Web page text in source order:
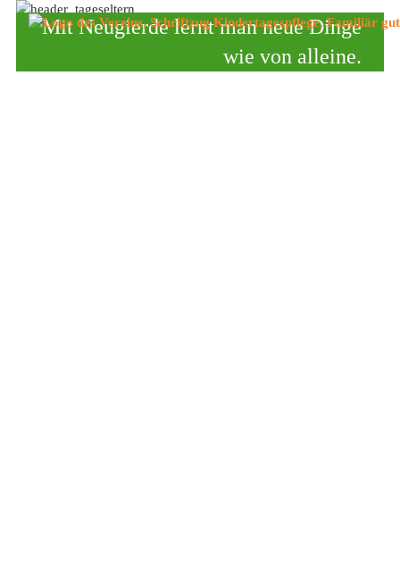
Menü überspringen
Mit Neugierde lernt man neue Dinge
wie von alleine.